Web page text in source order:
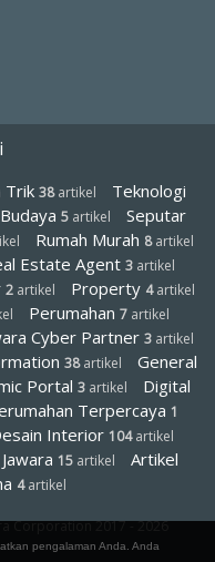
Trik 38artikel
Teknologi
5artikel
Seputar
Rumah Murah 8artikel
Estate Agent 3artikel
2 artikel Property 4artikel
Perumahan 7artikel
Cyber Partner 3 artikel
38artikel General
Portal 3 artikel
Digital
Terpercaya 1
Interior 104artikel
15 artikel
Artikel
4artikel
Corporation 2017 - 2026
pengalaman Anda. Anda